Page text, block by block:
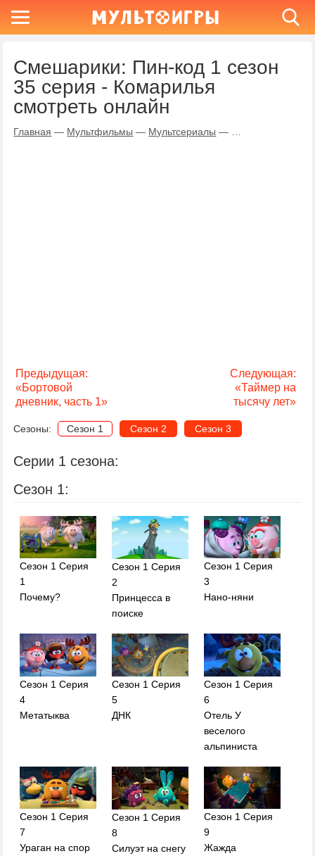
Смешарики: Пин-код 1 сезон
35 серия - Комарилья
смотреть онлайн
Главная — Мультфильмы — Мультсериалы —
Предыдущая:
«Бортовой
дневник, часть 1»
Следующая:
«Таймер на
тысячу лет»
Сезоны: Сезон 1 Сезон 2 Сезон 3
Серии 1 сезона:
Сезон 1:
Сезон 1 Серия
1
Почему?
Сезон 1 Серия
2
Принцесса в
поиске
Сезон 1 Серия
3
Нано-няни
Сезон 1 Серия
4
Метатыква
Сезон 1 Серия
5
ДНК
Сезон 1 Серия
6
Отель У
веселого
альпиниста
Сезон 1 Серия
7
Ураган на спор
Сезон 1 Серия
8
Силуэт на снегу
Сезон 1 Серия
9
Жажда